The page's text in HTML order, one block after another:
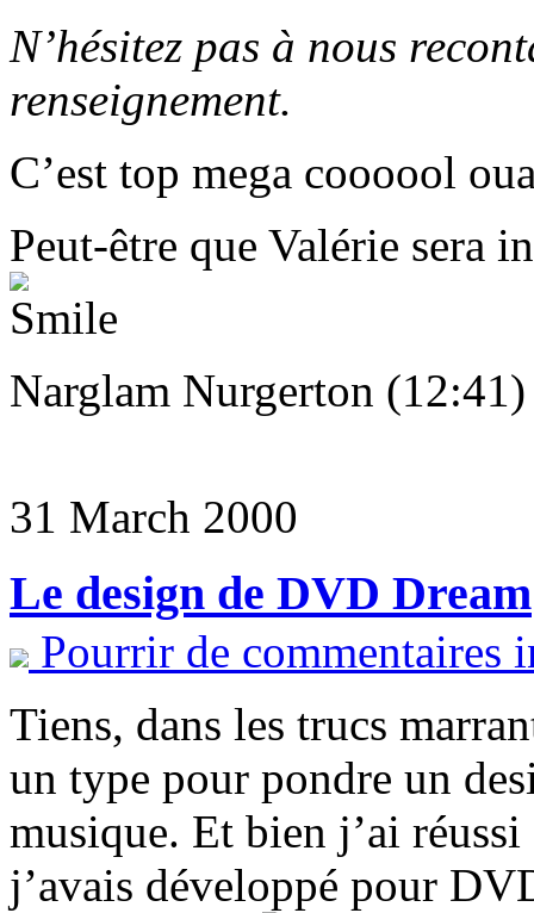
N’hésitez pas à nous
renseignement.
C’est top mega coooool
Peut-être que Valérie sera
Narglam Nurgerton (12:41)
31 March 2000
Le design de DVD Dream
Pourrir de commentaires
Tiens, dans les trucs
un type pour pondre un
musique. Et bien j’ai
j’avais développé pour